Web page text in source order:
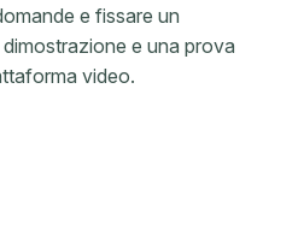
e fissare un
e una prova
video.